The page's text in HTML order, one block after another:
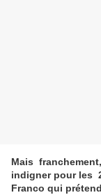
Mais
indigner pour les
Franco qui